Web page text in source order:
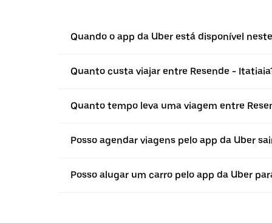
Quando o app da Uber está disponível
Quanto custa viajar entre Resende -
Quanto tempo leva uma viagem entre
Posso agendar viagens pelo app da Uber
Posso alugar um carro pelo app da Uber